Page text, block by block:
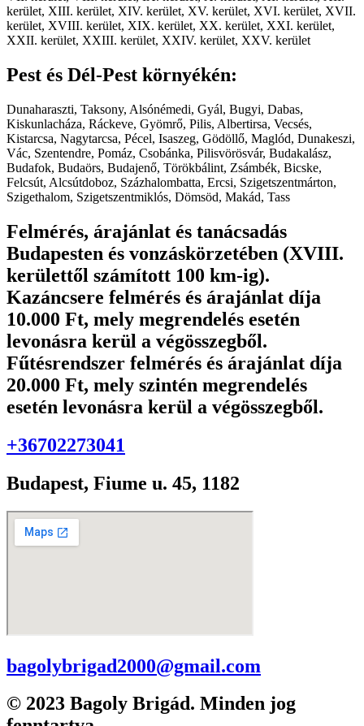
kerület, XIII. kerület, XIV. kerület, XV. kerület, XVI. kerület, XVII.
kerület, XVIII. kerület, XIX. kerület, XX. kerület, XXI. kerület,
XXII. kerület, XXIII. kerület, XXIV. kerület, XXV. kerület
Pest és Dél-Pest környékén:
Dunaharaszti, Taksony, Alsónémedi, Gyál, Bugyi, Dabas,
Kiskunlacháza, Ráckeve, Gyömrő, Pilis, Albertirsa, Vecsés,
Kistarcsa, Nagytarcsa, Pécel, Isaszeg, Gödöllő, Maglód, Dunakeszi,
Vác, Szentendre, Pomáz, Csobánka, Pilisvörösvár, Budakalász,
Budafok, Budaörs, Budajenő, Törökbálint, Zsámbék, Bicske,
Felcsút, Alcsútdoboz, Százhalombatta, Ercsi, Szigetszentmárton,
Szigethalom, Szigetszentmiklós, Dömsöd, Makád, Tass
Felmérés, árajánlat és tanácsadás
Budapesten és vonzáskörzetében (XVIII.
kerülettől számított 100 km-ig).
Kazáncsere felmérés és árajánlat díja
10.000 Ft, mely megrendelés esetén
levonásra kerül a végösszegből.
Fűtésrendszer felmérés és árajánlat díja
20.000 Ft, mely szintén megrendelés
esetén levonásra kerül a végösszegből.
+36702273041
Budapest, Fiume u. 45, 1182
bagolybrigad2000@gmail.com
© 2023 Bagoly Brigád. Minden jog